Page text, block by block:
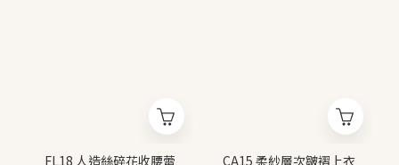
FL18 人造絲碎花收腰蕾
CA15 柔紗層次皺褶上衣